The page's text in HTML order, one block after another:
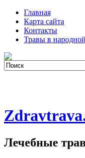
Главная
Карта сайта
Контакты
Травы в
Лечебные